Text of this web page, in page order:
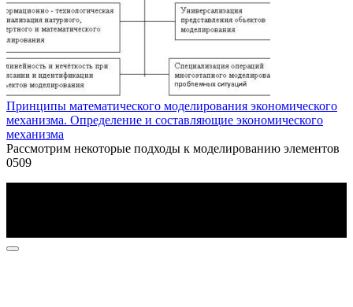
Принципы математического моделирования экономического
механизма. Определение и составляющие экономического
механизма
Рассмотрим некоторые подходы к моделированию элементов
0509